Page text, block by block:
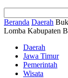
Beranda Daerah
Lomba Kabupaten
Daerah
Jawa Timur
Pemerintah
Wisata